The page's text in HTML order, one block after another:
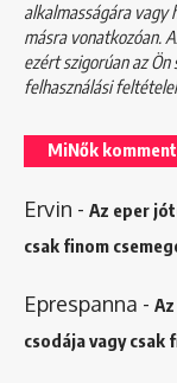
alkalmasságára vagy
másra vonatkozóan.
ezért szigorúan az
felhasználási
MiNők
Ervin - Az eper
csak finom
Eprespanna -
csodája vagy csak